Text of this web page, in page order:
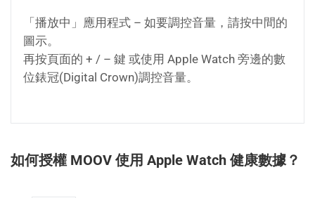
「播放中」應用程式 – 如要調控音量，請按中間的
圖示。
再按頁面的 + / – 鍵 或使用 Apple Watch 旁邊的數
位錶冠(Digital Crown)調控音量。
如何授權 MOOV 使用 Apple Watch 健康數據？